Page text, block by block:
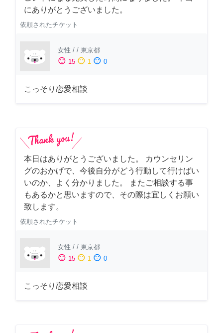
にありがとうございました。
依頼されたチケット
女性 / / 東京都
sentiment_satisfied 15 sentiment_neutral 1 sentiment_dissatisfied 0
こっそり恋愛相談
本日はありがとうございました。 カウンセリン
グのおかげで、今後自分がどう行動して行けばい
いのか、よく分かりました。 またご相談する事
もあるかと思いますので、その際は宜しくお願い
致します。
依頼されたチケット
女性 / / 東京都
sentiment_satisfied 15 sentiment_neutral 1 sentiment_dissatisfied 0
こっそり恋愛相談